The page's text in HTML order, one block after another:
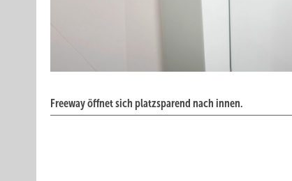
Freeway öffnet sich platzsparend nach innen.